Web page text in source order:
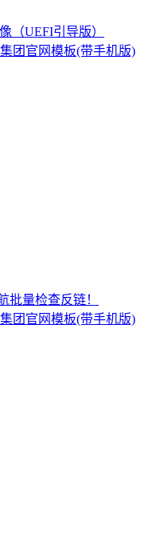
（UEFI引导版）
批量检查反链！